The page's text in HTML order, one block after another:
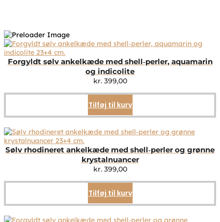
Forgyldt sølv ankelkæde med shell‑perler, aquamarin
og indicolite
kr.399,00
Tilføj til kurv
Sølv rhodineret ankelkæde med shell‑perler og grønne
krystalnuancer
kr.399,00
Tilføj til kurv